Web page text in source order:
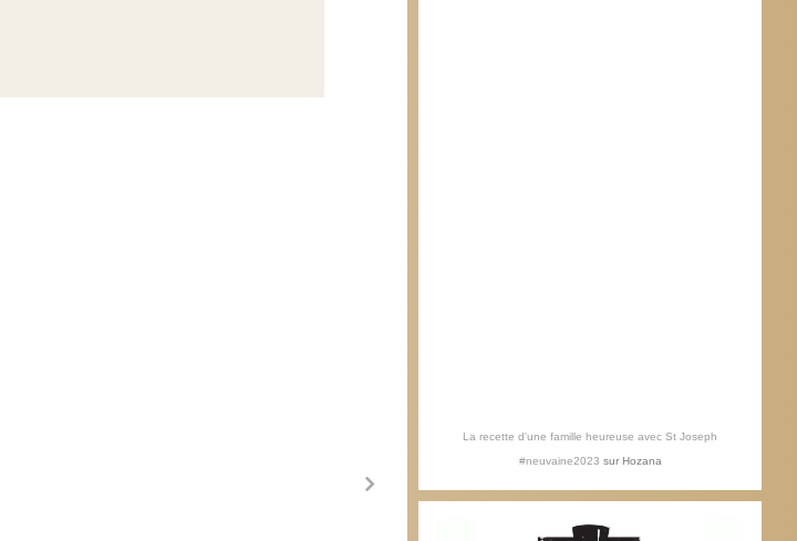
La recette d'une famille heureuse avec St Joseph
#neuvaine2023 sur Hozana